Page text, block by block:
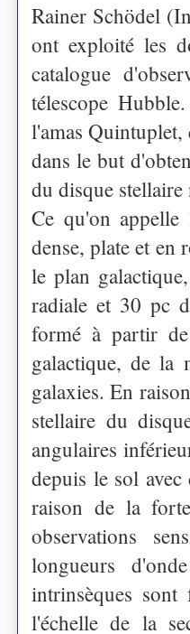
Rainer Schödel
ont exploité les
catalogue
télescope
l'amas
dans le but
du disque
Ce qu'on
dense, plate et en
le plan
radiale et 30 pc
formé à partir
galactique, de la
galaxies. En
stellaire du
angulaires
depuis le sol
raison de la
observations
longueurs
intrinsèques
l'échelle de la